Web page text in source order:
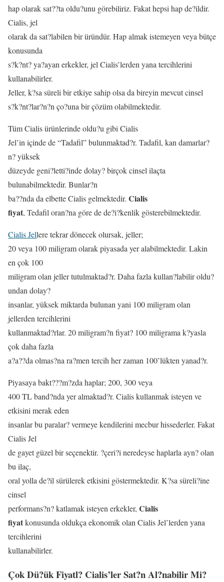
hap olarak sat??ta oldu?unu görebiliriz. Fakat hepsi hap de?ildir.
Cialis, jel
olarak da sat?labilen bir üründür. Hap almak istemeyen veya bütçe
konusunda
s?k?nt? ya?ayan erkekler, jel Cialis’lerden yana tercihlerini
kullanabilirler.
Jeller, k?sa süreli bir etkiye sahip olsa da bireyin mevcut cinsel
s?k?nt?lar?n?n ço?una bir çözüm olabilmektedir.
Tüm Cialis ürünlerinde oldu?u gibi Cialis
Jel’in içinde de “Tadafil” bulunmaktad?r. Tadafil, kan damarlar?
n? yüksek
düzeyde geni?letti?inde dolay? birçok cinsel ilaçta
bulunabilmektedir. Bunlar?n
ba??nda da elbette Cialis gelmektedir. Cialis
fiyat, Tedafil oran?na göre de de?i?kenlik gösterebilmektedir.
Cialis Jellere tekrar dönecek olursak, jeller;
20 veya 100 miligram olarak piyasada yer alabilmektedir. Lakin
en çok 100
miligram olan jeller tutulmaktad?r. Daha fazla kullan?labilir oldu?
undan dolay?
insanlar, yüksek miktarda bulunan yani 100 miligram olan
jellerden tercihlerini
kullanmaktad?rlar. 20 miligram?n fiyat? 100 miligrama k?yasla
çok daha fazla
a?a??da olmas?na ra?men tercih her zaman 100’lükten yanad?r.
Piyasaya bakt???m?zda haplar; 200, 300 veya
400 TL band?nda yer almaktad?r. Cialis kullanmak isteyen ve
etkisini merak eden
insanlar bu paralar? vermeye kendilerini mecbur hissederler. Fakat
Cialis Jel
de gayet güzel bir seçenektir. ?çeri?i neredeyse haplarla ayn? olan
bu ilaç,
oral yolla de?il sürülerek etkisini göstermektedir. K?sa süreli?ine
cinsel
performans?n? katlamak isteyen erkekler, Cialis
fiyatkonusunda oldukça ekonomik olan Cialis Jel’lerden yana
tercihlerini
kullanabilirler.
Çok Dü?ük Fiyatl? Cialis’ler Sat?n Al?nabilir Mi?